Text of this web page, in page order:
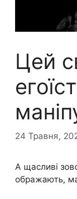
Цей
24 Травня,
А щасливі
ображають,